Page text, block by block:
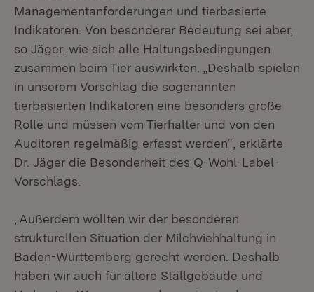
Managementanforderungen und tierbasierte
Indikatoren. Von besonderer Bedeutung sei aber,
so Jäger, wie sich alle Haltungsbedingungen
zusammen beim Tier auswirkten. „Deshalb spielen
in unserem Vorschlag die sogenannten
tierbasierten Indikatoren eine besonders große
Rolle und müssen vom Tierhalter und von den
Auditoren regelmäßig erfasst werden“, erklärte
Dr. Jäger die Besonderheit des Q-Wohl-Label-
Vorschlags.
„Außerdem wollten wir der besonderen
strukturellen Situation der Milchviehhaltung in
Baden-Württemberg gerecht werden. Deshalb
haben wir auch für ältere Stallgebäude und